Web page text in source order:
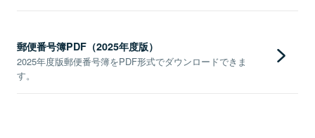
郵便番号簿PDF（2025年度版）
2025年度版郵便番号簿をPDF形式でダウンロードできま
す。